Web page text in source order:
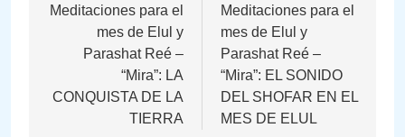
de
entradas
Meditaciones para el
mes de Elul y
Parashat Reé –
“Mira”: LA
CONQUISTA DE LA
TIERRA
Meditaciones para el
mes de Elul y
Parashat Reé –
“Mira”: EL SONIDO
DEL SHOFAR EN EL
MES DE ELUL